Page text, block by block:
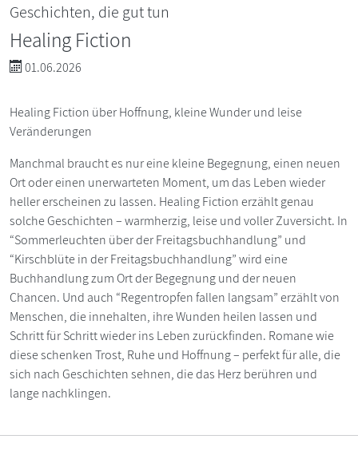
Geschichten, die gut tun
Healing Fiction
01.06.2026
Healing Fiction über Hoffnung, kleine Wunder und leise
Veränderungen
Manchmal braucht es nur eine kleine Begegnung, einen neuen
Ort oder einen unerwarteten Moment, um das Leben wieder
heller erscheinen zu lassen. Healing Fiction erzählt genau
solche Geschichten – warmherzig, leise und voller Zuversicht. In
“Sommerleuchten über der Freitagsbuchhandlung” und
“Kirschblüte in der Freitagsbuchhandlung” wird eine
Buchhandlung zum Ort der Begegnung und der neuen
Chancen. Und auch “Regentropfen fallen langsam” erzählt von
Menschen, die innehalten, ihre Wunden heilen lassen und
Schritt für Schritt wieder ins Leben zurückfinden. Romane wie
diese schenken Trost, Ruhe und Hoffnung – perfekt für alle, die
sich nach Geschichten sehnen, die das Herz berühren und
lange nachklingen.